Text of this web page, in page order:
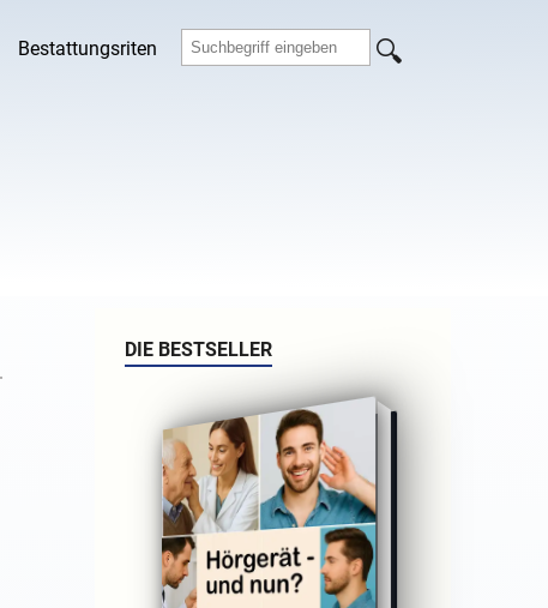
Bestattungsriten
DIE BESTSELLER